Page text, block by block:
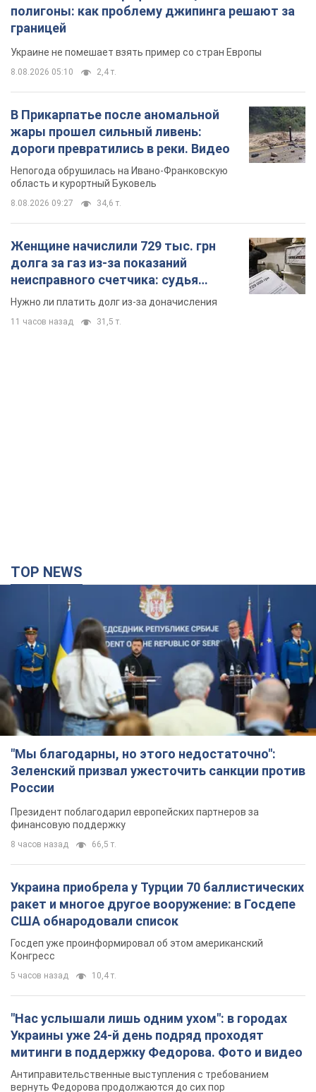
дороги превратились в реки. Видео
Непогода обрушилась на Ивано-Франковскую
Женщине начислили 729 тыс. грн
долга за газ из-за показаний
неисправного счетчика: судья
вынес неожиданное решение
11 часов назад 31,5 т.
"Мы благодарны, но этого недостаточно":
Зеленский призвал ужесточить санкции против
России
Президент поблагодарил европейских партнеров за
финансовую поддержку
8 часов назад 66,5 т.
Украина приобрела у Турции 70 баллистических
ракет и многое другое вооружение: в Госдепе
США обнародовали список
Конгресс
"Нас услышали лишь одним ухом": в городах
Украины уже 24-й день подряд проходят
митинги в поддержку Федорова. Фото и видео
вернуть Федорова продолжаются до сих пор